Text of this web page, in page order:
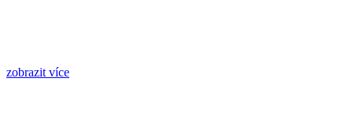
zobrazit více